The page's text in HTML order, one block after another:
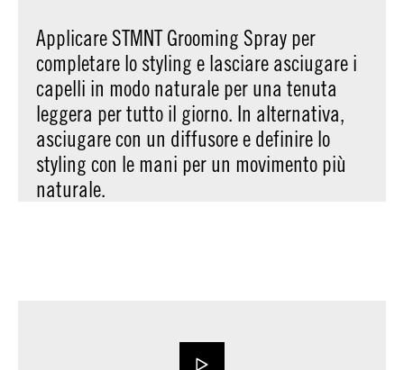
Applicare STMNT Grooming Spray per
completare lo styling e lasciare asciugare i
capelli in modo naturale per una tenuta
leggera per tutto il giorno. In alternativa,
asciugare con un diffusore e definire lo
styling con le mani per un movimento più
naturale.